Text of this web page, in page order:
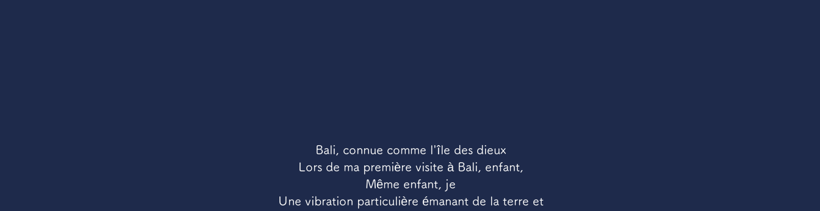
Bali, connue comme l'île des dieux
Lors de ma première visite à Bali, enfant,
Même enfant, je
Une vibration particulière émanant de la terre et